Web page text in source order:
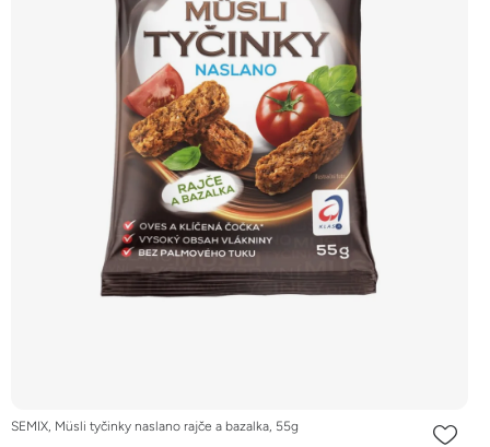
SEMIX, Müsli tyčinky naslano rajče a bazalka, 55g